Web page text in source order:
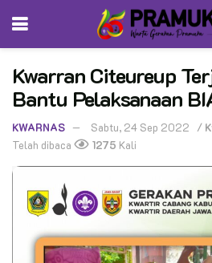
Kwarran Citeureup
Bantu Pelaksanaan
KWARNAS Sabtu, 24 Sep 2022 /
Telah dibaca
1275 Kali